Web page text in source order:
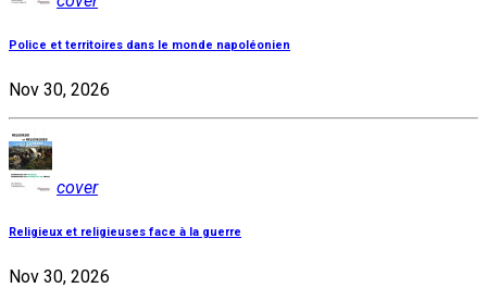
Police et territoires dans le monde napoléonien
Nov 30, 2026
cover
Religieux et religieuses face à la guerre
Nov 30, 2026